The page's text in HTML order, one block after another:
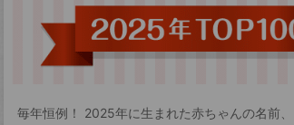
毎年恒例！ 2025年に生まれた赤ちゃんの名前